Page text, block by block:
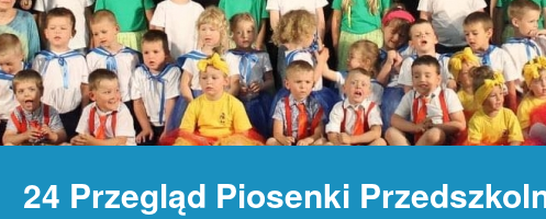
24 Przegląd Piosenki